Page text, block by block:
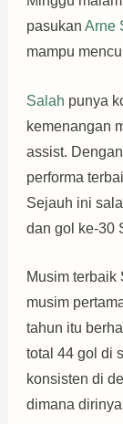
pasukan Arne
mampu
Salah punya
kemenangan
assist.
performa
Sejauh ini
dan gol ke-30
Musim terbaik
musim
tahun itu
total 44 gol di
konsisten di
dimana